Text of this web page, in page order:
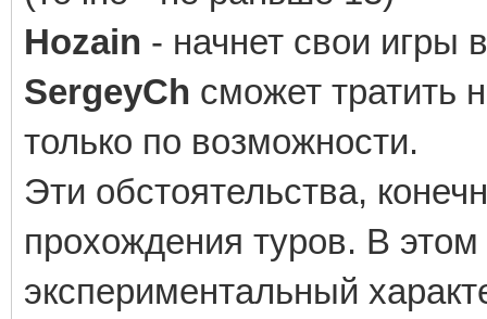
Hozain - начнет свои игры
SergeyCh сможет тратить
только по возможности.
Эти обстоятельства,
прохождения туров. В
экспериментальный